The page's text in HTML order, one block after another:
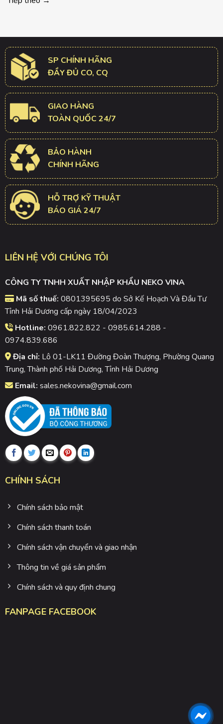
SP CHÍNH HÃNG
ĐẦY ĐỦ CO, CQ
GIAO HÀNG
TOÀN QUỐC 24/7
BẢO HÀNH
CHÍNH HÃNG
HỖ TRỢ KỸ THUẬT
BÁO GIÁ 24/7
LIÊN HỆ VỚI CHÚNG TÔI
CÔNG TY TNHH XUẤT NHẬP KHẨU NEKO VINA
Mã số thuế: 0801395695 do Sở Kế Hoạch Và Đầu Tư
Tỉnh Hải Dương cấp ngày 18/04/2023
Hotline: 0961.822.822 - 0985.614.288 -
0974.839.686
Địa chỉ: Lô 01-LK11 Đường Đoàn Thượng, Phường Quang
Trung, Thành phố Hải Dương, Tỉnh Hải Dương
Email: sales.nekovina@gmail.com
CHÍNH SÁCH
Chính sách bảo mật
Chính sách thanh toán
Chính sách vận chuyển và giao nhận
Thông tin về giá sản phẩm
Chính sách và quy định chung
FANPAGE FACEBOOK